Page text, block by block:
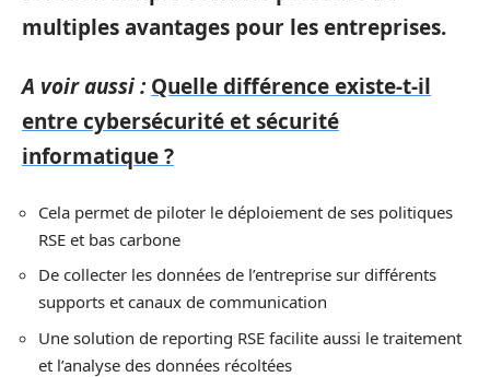
multiples avantages pour les entreprises.
A voir aussi : Quelle différence existe-t-il
entre cybersécurité et sécurité
informatique ?
Cela permet de piloter le déploiement de ses politiques
RSE et bas carbone
De collecter les données de l’entreprise sur différents
supports et canaux de communication
Une solution de reporting RSE facilite aussi le traitement
et l’analyse des données récoltées